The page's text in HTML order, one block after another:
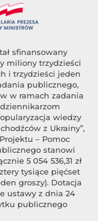
sfinansowany
miliony trzydzieści
i trzydzieści jeden
publicznego,
w ramach zadania
wiedzy
z Ukrainy”,
– Pomoc
stanowi
5 054 536,31 zł
tysiące pięćset
groszy). Dotacja
ustawy z dnia 24
publicznego